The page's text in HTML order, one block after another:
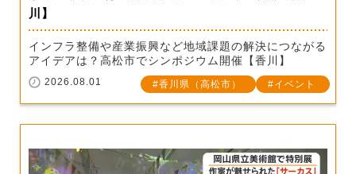
川】
インフラ整備や産業振興など地域課題の解決につながる
アイデアは？高松市でシンポジウム開催【香川】
2026.08.01 香川県（高松市） イベント